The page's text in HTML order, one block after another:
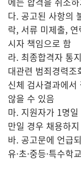
다. 공고된 사항의
락, 서류 미제출,
시자 책임으로 함
라. 최종합격자 통
대관련 범죄경력
신체 검사결과에
않을 수 있음
마. 지원자가 1명
만일 경우 채용하
바. 공고문에 언급
유·초·중등·특수